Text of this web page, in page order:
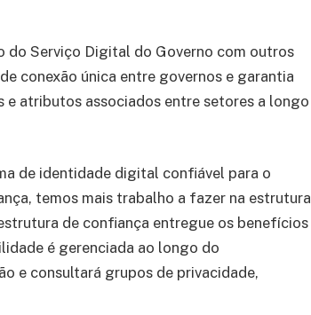
Serviço Digital do Governo com outros
conexão única entre governos e garantia
atributos associados entre setores a longo
de identidade digital confiável para o
temos mais trabalho a fazer na estrutura
de confiança entregue os benefícios
é gerenciada ao longo do
e consultará grupos de privacidade,